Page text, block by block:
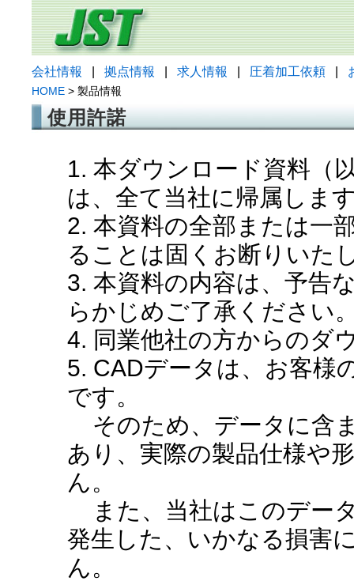
会社情報 拠点情報 求人情報 圧着加工依頼
HOME > 製品情報
使用許諾
1. 本ダウンロード資料（
は、全て当社に帰属しま
2. 本資料の全部または一
ることは固くお断りいた
3. 本資料の内容は、予告
らかじめご了承ください
4. 同業他社の方からのダ
5. CADデータは、お客様
です。
そのため、データに含
あり、実際の製品仕様や
ん。
また、当社はこのデー
発生した、いかなる損害
ん。